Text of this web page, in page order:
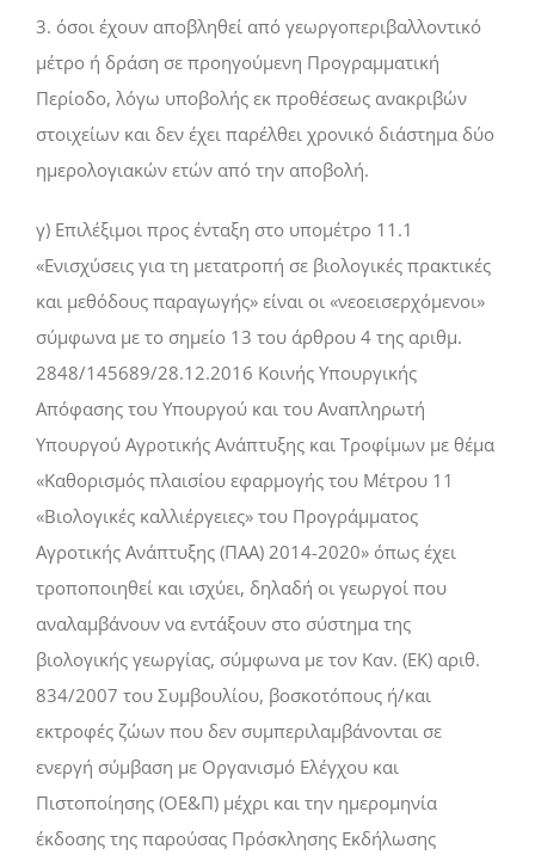
3. όσοι έχουν αποβληθεί από γεωργοπεριβαλλοντικό
μέτρο ή δράση σε προηγούμενη Προγραμματική
Περίοδο, λόγω υποβολής εκ προθέσεως ανακριβών
στοιχείων και δεν έχει παρέλθει χρονικό διάστημα δύο
ημερολογιακών ετών από την αποβολή.
γ) Επιλέξιμοι προς ένταξη στο υπομέτρο 11.1
«Ενισχύσεις για τη μετατροπή σε βιολογικές πρακτικές
και μεθόδους παραγωγής» είναι οι «νεοεισερχόμενοι»
σύμφωνα με το σημείο 13 του άρθρου 4 της αριθμ.
2848/145689/28.12.2016 Κοινής Υπουργικής
Απόφασης του Υπουργού και του Αναπληρωτή
Υπουργού Αγροτικής Ανάπτυξης και Τροφίμων με θέμα
«Καθορισμός πλαισίου εφαρμογής του Μέτρου 11
«Βιολογικές καλλιέργειες» του Προγράμματος
Αγροτικής Ανάπτυξης (ΠΑΑ) 2014-2020» όπως έχει
τροποποιηθεί και ισχύει, δηλαδή οι γεωργοί που
αναλαμβάνουν να εντάξουν στο σύστημα της
βιολογικής γεωργίας, σύμφωνα με τον Καν. (ΕΚ) αριθ.
834/2007 του Συμβουλίου, βοσκοτόπους ή/και
εκτροφές ζώων που δεν συμπεριλαμβάνονται σε
ενεργή σύμβαση με Οργανισμό Ελέγχου και
Πιστοποίησης (ΟΕ&Π) μέχρι και την ημερομηνία
έκδοσης της παρούσας Πρόσκλησης Εκδήλωσης